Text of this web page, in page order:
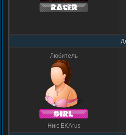
Любитель
Ник: EKArus